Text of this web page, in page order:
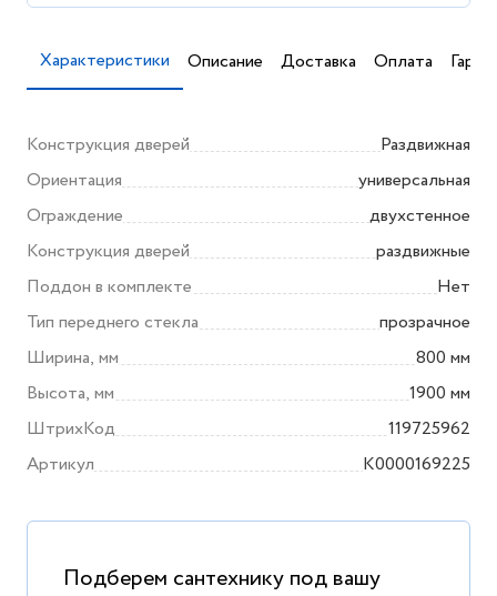
Характеристики Описание Доставка Оплата
Конструкция дверей
Раздвижная
Ориентация
универсальная
Ограждение
двухстенное
Конструкция дверей
раздвижные
Поддон в комплекте
Нет
Тип переднего стекла
прозрачное
Ширина, мм
800 мм
Высота, мм
1900 мм
ШтрихКод
119725962
Артикул
K0000169225
Подберем сантехнику под вашу